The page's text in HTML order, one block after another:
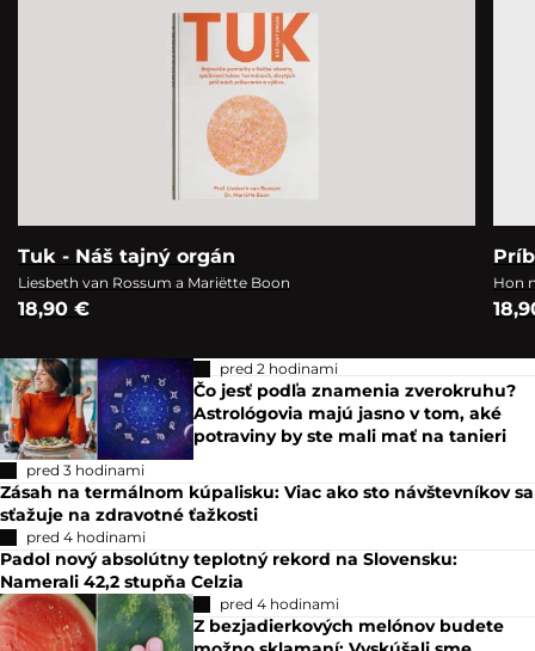
Tuk - Náš tajný orgán
Liesbeth van Rossum a Mariëtte Boon
18,90 €
Hon
pred 2 hodinami
Čo jesť podľa znamenia zverokruhu?
Astrológovia majú jasno v tom, aké
potraviny by ste mali mať na tanieri
pred 3 hodinami
Zásah na termálnom kúpalisku: Viac ako sto návštevníkov sa
sťažuje na zdravotné ťažkosti
pred 4 hodinami
Padol nový absolútny teplotný rekord na Slovensku:
Namerali 42,2 stupňa Celzia
pred 4 hodinami
Z bezjadierkových melónov budete